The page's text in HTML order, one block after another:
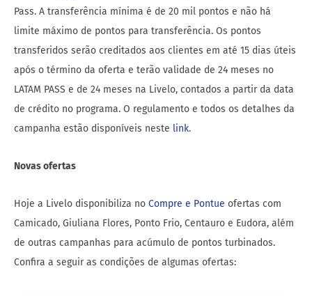
Pass. A transferência mínima é de 20 mil pontos e não há
limite máximo de pontos para transferência. Os pontos
transferidos serão creditados aos clientes em até 15 dias úteis
após o término da oferta e terão validade de 24 meses no
LATAM PASS e de 24 meses na Livelo, contados a partir da data
de crédito no programa. O regulamento e todos os detalhes da
campanha estão disponíveis neste link.
Novas ofertas
Hoje a Livelo disponibiliza no Compre e Pontue ofertas com
Camicado, Giuliana Flores, Ponto Frio, Centauro e Eudora, além
de outras campanhas para acúmulo de pontos turbinados.
Confira a seguir as condições de algumas ofertas: